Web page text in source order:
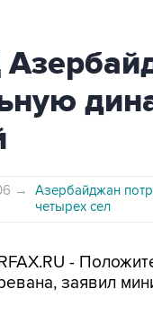
→
Азербайджан
четырех сел
-
заявил